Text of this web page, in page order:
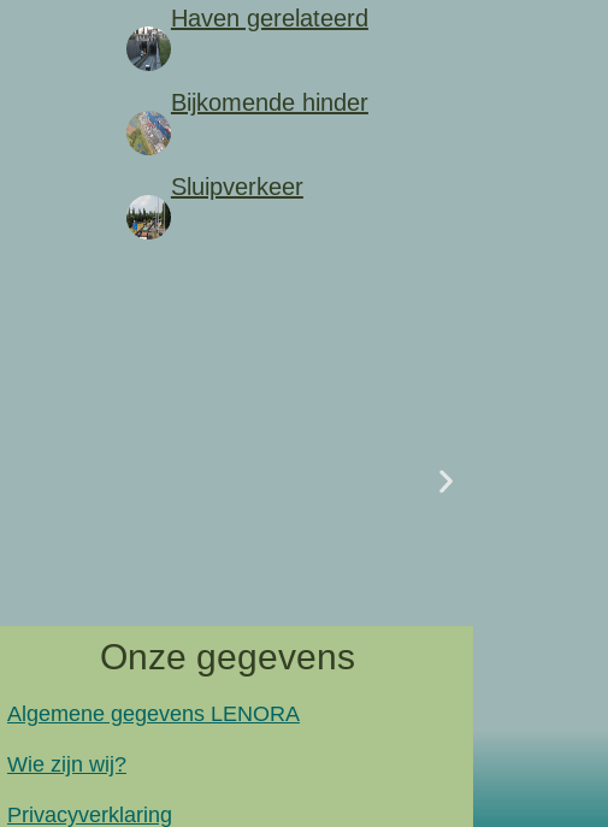
Haven gerelateerd
Bijkomende hinder
Sluipverkeer
Onze gegevens
Algemene gegevens LENORA
Wie zijn wij?
Privacyverklaring